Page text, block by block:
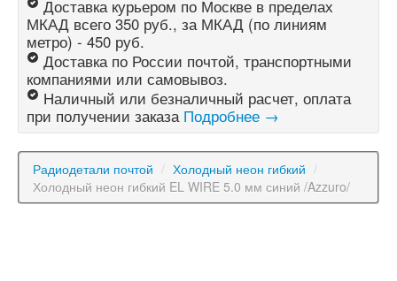
Доставка курьером по Москве в пределах
МКАД всего 350 руб., за МКАД (по линиям
метро) - 450 руб.
Доставка по России почтой, транспортными
компаниями или самовывоз.
Наличный или безналичный расчет, оплата
при получении заказа Подробнее →
Радиодетали почтой / Холодный неон гибкий /
Холодный неон гибкий EL WIRE 5.0 мм синий /Azzuro/